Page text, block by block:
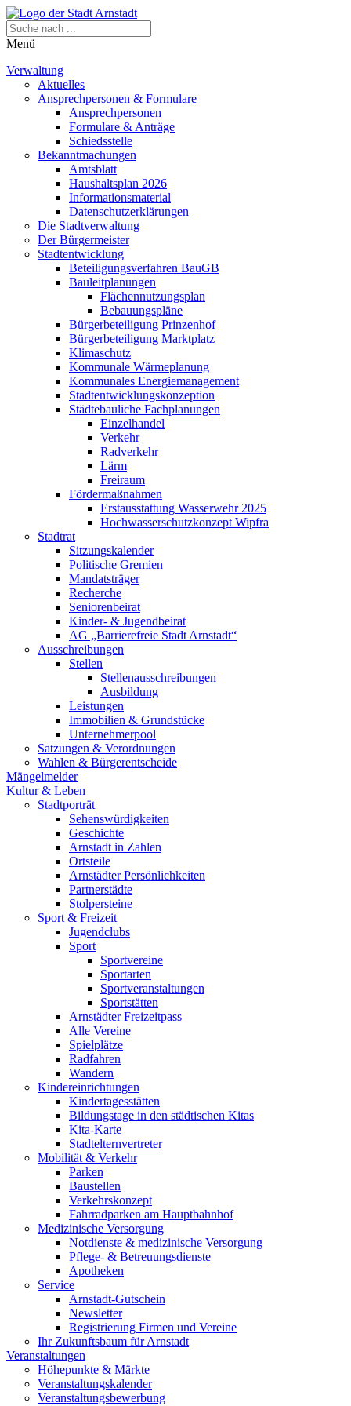
Menü
Verwaltung
Aktuelles
Ansprechpersonen & Formulare
Ansprechpersonen
Formulare & Anträge
Schiedsstelle
Bekanntmachungen
Amtsblatt
Haushaltsplan 2026
Informationsmaterial
Datenschutzerklärungen
Die Stadtverwaltung
Der Bürgermeister
Stadtentwicklung
Beteiligungsverfahren BauGB
Bauleitplanungen
Flächennutzungsplan
Bebauungspläne
Bürgerbeteiligung Prinzenhof
Bürgerbeteiligung Marktplatz
Klimaschutz
Kommunale Wärmeplanung
Kommunales Energiemanagement
Stadtentwicklungskonzeption
Städtebauliche Fachplanungen
Einzelhandel
Verkehr
Radverkehr
Lärm
Freiraum
Fördermaßnahmen
Erstausstattung Wasserwehr 2025
Hochwasserschutzkonzept Wipfra
Stadtrat
Sitzungskalender
Politische Gremien
Mandatsträger
Recherche
Seniorenbeirat
Kinder- & Jugendbeirat
AG „Barrierefreie Stadt Arnstadt“
Ausschreibungen
Stellen
Stellenausschreibungen
Ausbildung
Leistungen
Immobilien & Grundstücke
Unternehmerpool
Satzungen & Verordnungen
Wahlen & Bürgerentscheide
Mängelmelder
Kultur & Leben
Stadtporträt
Sehenswürdigkeiten
Geschichte
Arnstadt in Zahlen
Ortsteile
Arnstädter Persönlichkeiten
Partnerstädte
Stolpersteine
Sport & Freizeit
Jugendclubs
Sport
Sportvereine
Sportarten
Sportveranstaltungen
Sportstätten
Arnstädter Freizeitpass
Alle Vereine
Spielplätze
Radfahren
Wandern
Kindereinrichtungen
Kindertagesstätten
Bildungstage in den städtischen Kitas
Kita-Karte
Stadtelternvertreter
Mobilität & Verkehr
Parken
Baustellen
Verkehrskonzept
Fahrradparken am Hauptbahnhof
Medizinische Versorgung
Notdienste & medizinische Versorgung
Pflege- & Betreuungsdienste
Apotheken
Service
Arnstadt-Gutschein
Newsletter
Registrierung Firmen und Vereine
Ihr Zukunftsbaum für Arnstadt
Veranstaltungen
Höhepunkte & Märkte
Veranstaltungskalender
Veranstaltungsbewerbung